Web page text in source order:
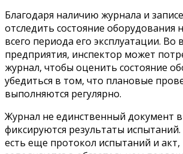
Благодаря наличию журнала и
отследить состояние оборудования
всего периода его эксплуатации. Во
предприятия, инспектор может
журнал, чтобы оценить состояние
убедиться в том, что плановые
выполняются регулярно.
Журнал не единственный документ
фиксируются результаты
есть еще протокол испытаний и